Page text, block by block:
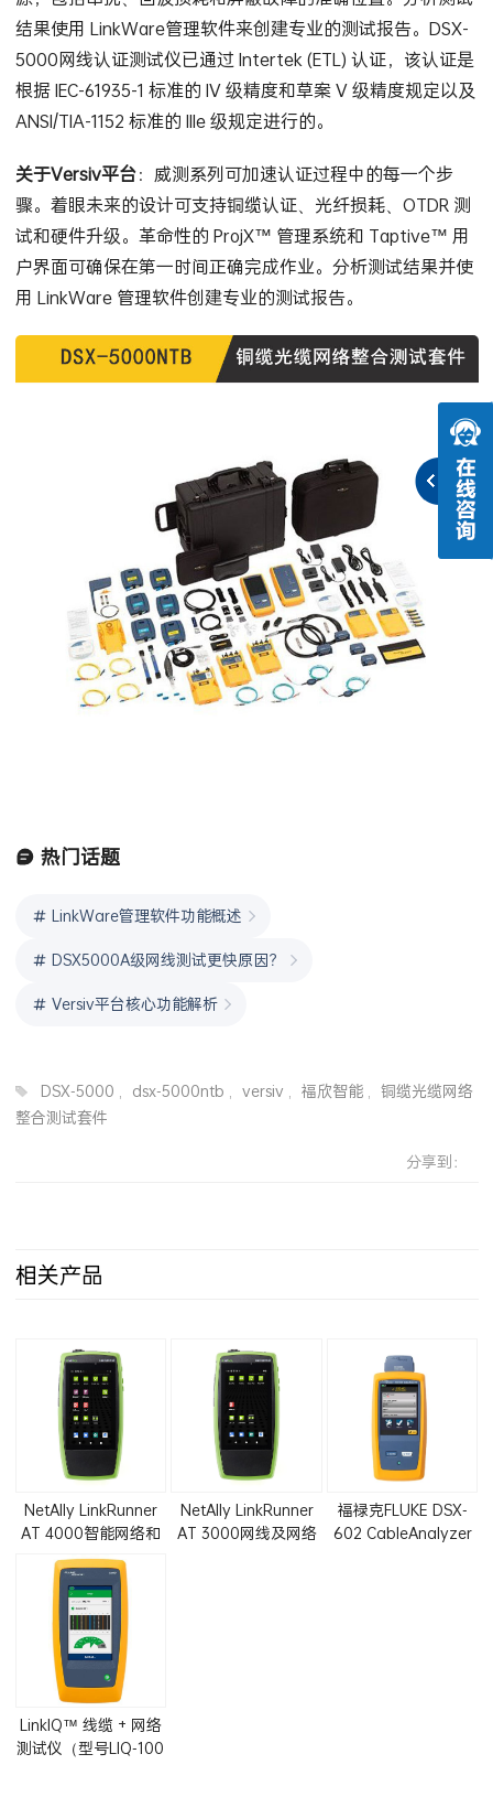
结果使用 LinkWare管理软件来创建专业的测试报告。DSX-
5000网线认证测试仪已通过 Intertek (ETL) 认证，该认证是
根据 IEC-61935-1 标准的 IV 级精度和草案 V 级精度规定以及
ANSI/TIA-1152 标准的 IIIe 级规定进行的。
关于Versiv平台：威测系列可加速认证过程中的每一个步
骤。着眼未来的设计可支持铜缆认证、光纤损耗、OTDR 测
试和硬件升级。革命性的 ProjX™ 管理系统和 Taptive™ 用
户界面可确保在第一时间正确完成作业。分析测试结果并使
用 LinkWare 管理软件创建专业的测试报告。
热门话题
LinkWare管理软件功能概述
DSX5000A级网线测试更快原因？
Versiv平台核心功能解析
DSX-5000 , dsx-5000ntb , versiv , 福欣智能, 铜缆光缆网络
整合测试套件
分享到：
相关产品
NetAlly LinkRunner
AT 4000智能网络和
网线测试仪LRAT-
4000
NetAlly LinkRunner
AT 3000网线及网络
福禄克FLUKE DSX-
602 CableAnalyzer
LinkIQ™ 线缆 + 网络
测试仪（型号LIQ-100